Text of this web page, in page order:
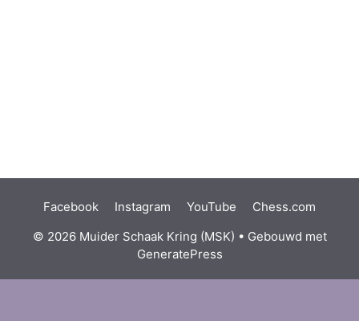
Facebook Instagram YouTube
Chess.com
© 2026 Muider Schaak Kring (MSK) • Gebouwd met
GeneratePress